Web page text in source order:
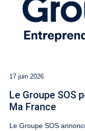
17 juin 2026
Le Groupe SOS
Ma France
Le Groupe SOS